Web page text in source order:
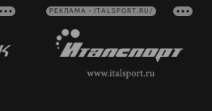
РЕКЛАМА • ITALSPORT.RU/